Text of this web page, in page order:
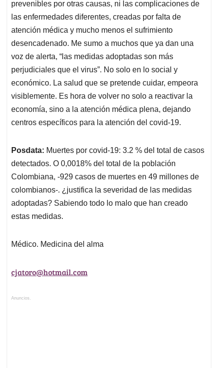
prevenibles por otras causas, ni las complicaciones de
las enfermedades diferentes, creadas por falta de
atención médica y mucho menos el sufrimiento
desencadenado. Me sumo a muchos que ya dan una
voz de alerta, “las medidas adoptadas son más
perjudiciales que el virus”. No solo en lo social y
económico. La salud que se pretende cuidar, empeora
visiblemente. Es hora de volver no solo a reactivar la
economía, sino a la atención médica plena, dejando
centros específicos para la atención del covid-19.
Posdata: Muertes por covid-19: 3.2 % del total de casos
detectados. O 0,0018% del total de la población
Colombiana, -929 casos de muertes en 49 millones de
colombianos-. ¿justifica la severidad de las medidas
adoptadas? Sabiendo todo lo malo que han creado
estas medidas.
Médico. Medicina del alma
cjatoro@hotmail.com
Anuncios.